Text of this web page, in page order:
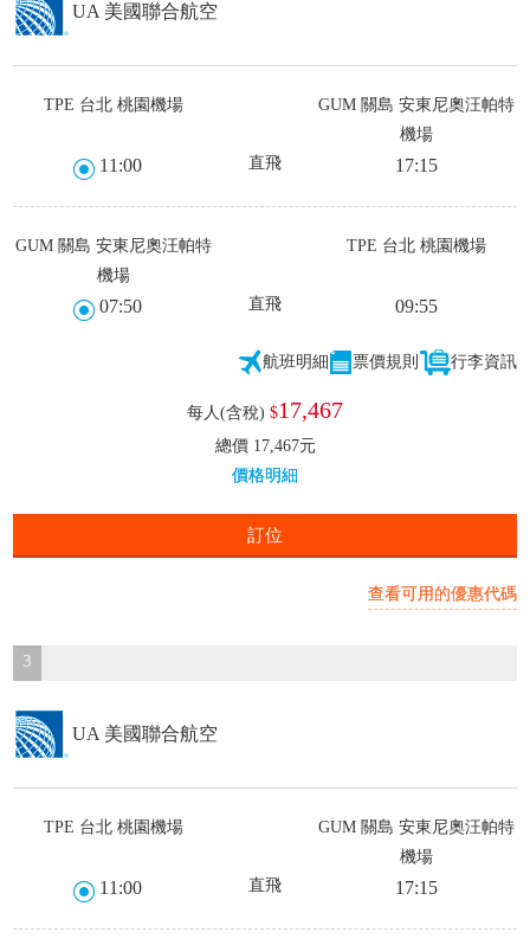
UA 美國聯合航空
每人(含稅) $17,467
總價 17,467元
價格明細
訂位
查看可用的優惠代碼
TPE 台北 桃園機場
GUM 關島 安東尼奧汪帕特
機場
11:00 直飛 17:15
GUM 關島 安東尼奧汪帕特
機場
TPE 台北 桃園機場
07:50 直飛 09:55
航班明細 票價規則 行李資訊
3
UA 美國聯合航空
TPE 台北 桃園機場
GUM 關島 安東尼奧汪帕特
機場
11:00 直飛 17:15